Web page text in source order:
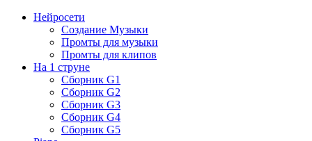
Нейросети
Создание Музыки
Промты для музыки
Промты для клипов
На 1 струне
Сборник G1
Сборник G2
Сборник G3
Сборник G4
Сборник G5